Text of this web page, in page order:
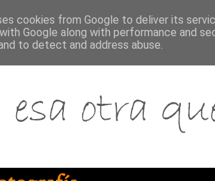
cookies from Google to deliver its
Google along with performance and
to detect and address abuse.